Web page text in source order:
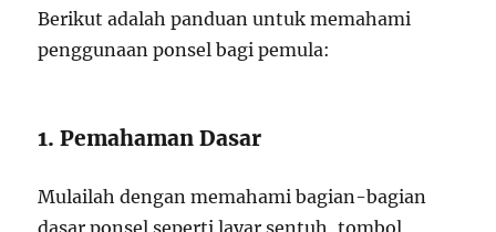
Berikut adalah panduan untuk memahami
penggunaan ponsel bagi pemula:
1. Pemahaman Dasar
Mulailah dengan memahami bagian-bagian
dasar ponsel seperti layar sentuh, tombol